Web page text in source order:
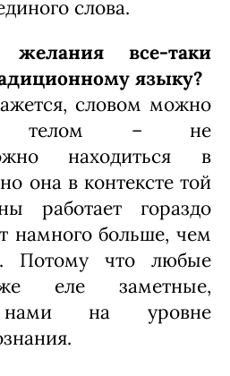
называют
и создателем
драма».
никто ничего не
как новое –
Если исходить
театра, то были и
и Александр
Чехов. Поэтому я не
родоначальником.
скорее, синтез
направлений,